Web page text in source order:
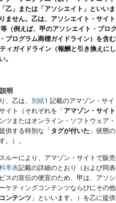
乙」または「アソシエイト」とい
ません。乙は、アソシエイト・サイ
等（例えば、甲のアソシエイト・プ
プログラム商標ガイドライン）を
ィガイドライン（報酬と引き換えに
。
明
、乙は、 別紙1 記載のアマゾン・サ
イト（それぞれを「アマゾン・サイト
ツまたはオンライン・ソフトウェア
供する特別な「タグが付いた 」状態
。）。
ルーにより、アマゾン・サイトで販
率表記載の詳細のとおり（および同
スの宣伝の便宜のため、甲は、アソ
ケティングコンテンツならびにその
ンテンツ 」といいます。）を乙に提